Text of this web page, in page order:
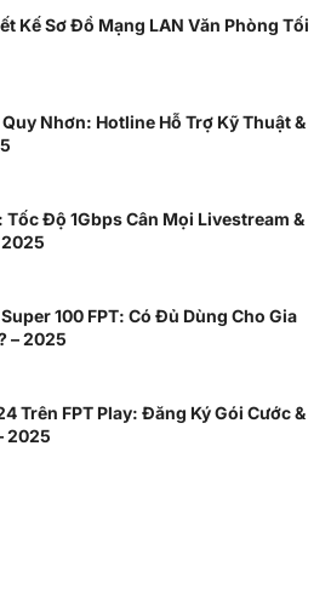
Kế Sơ Đồ Mạng LAN Văn Phòng Tối
Nhơn: Hotline Hỗ Trợ Kỹ Thuật &
Tốc Độ 1Gbps Cân Mọi Livestream &
2025
100 FPT: Có Đủ Dùng Cho Gia
– 2025
Trên FPT Play: Đăng Ký Gói Cước &
2025